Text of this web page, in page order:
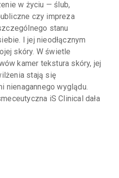
w życiu — ślub,
czy impreza
stanu
I jej nieodłącznym
skóry. W świetle
kamer tekstura skóry, jej
stają się
nienagannego wyglądu.
iS Clinical dała